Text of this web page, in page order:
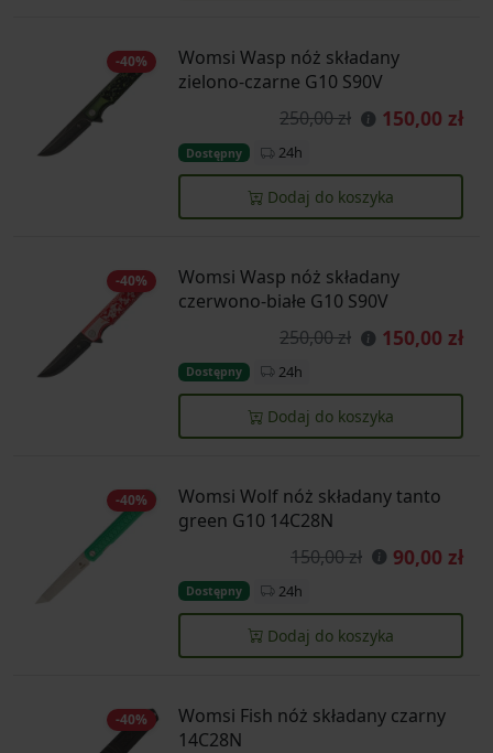
-40%
Womsi Wasp nóż składany
zielono-czarne G10 S90V
250,00 zł
150,00 zł
Dostępny 24h
Dodaj do koszyka
-40%
Womsi Wasp nóż składany
czerwono-białe G10 S90V
250,00 zł
150,00 zł
Dostępny 24h
Dodaj do koszyka
-40%
Womsi Wolf nóż składany tanto
green G10 14C28N
150,00 zł
90,00 zł
Dostępny 24h
Dodaj do koszyka
-40%
Womsi Fish nóż składany czarny
14C28N